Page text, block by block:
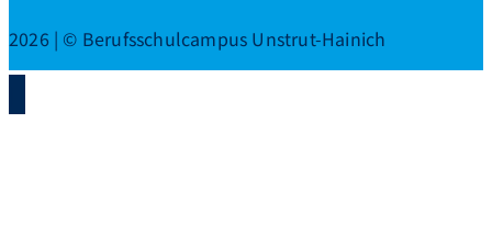
2026 | © Berufsschulcampus Unstrut-Hainich